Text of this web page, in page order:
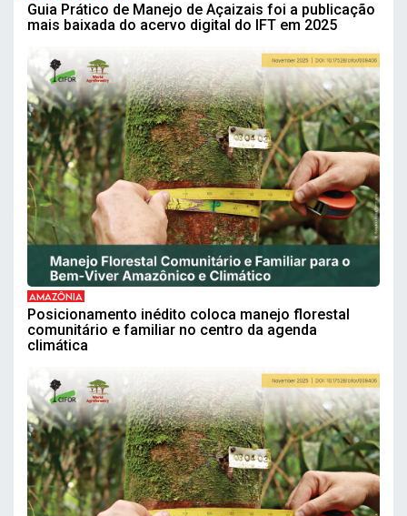
Guia Prático de Manejo de Açaizais foi a publicação
mais baixada do acervo digital do IFT em 2025
AMAZÔNIA
Posicionamento inédito coloca manejo florestal
comunitário e familiar no centro da agenda
climática